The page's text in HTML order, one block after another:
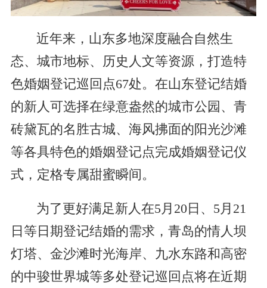
近年来，山东多地深度融合自然生
态、城市地标、历史人文等资源，打造特
色婚姻登记巡回点67处。在山东登记结婚
的新人可选择在绿意盎然的城市公园、青
砖黛瓦的名胜古城、海风拂面的阳光沙滩
等各具特色的婚姻登记点完成婚姻登记仪
式，定格专属甜蜜瞬间。
为了更好满足新人在5月20日、5月21
日等日期登记结婚的需求，青岛的情人坝
灯塔、金沙滩时光海岸、九水东路和高密
的中骏世界城等多处登记巡回点将在近期